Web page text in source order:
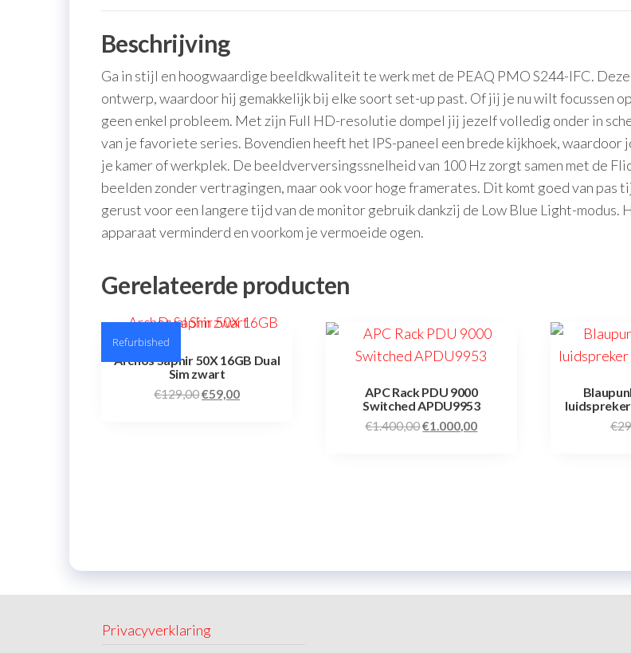
Beschrijving
Ga in stijl en hoogwaardige beeldkwaliteit te werk met de PEAQ PMO S244-IFC.
ontwerp, waardoor hij gemakkelijk bij elke soort set-up past. Of jij je nu wilt focussen
geen enkel probleem. Met zijn Full HD-resolutie dompel jij jezelf volledig onder in
van je favoriete series. Bovendien heeft het IPS-paneel een brede kijkhoek, waardoor
je kamer of werkplek. De beeldverversingssnelheid van 100 Hz zorgt samen met de
beelden zonder vertragingen, maar ook voor hoge framerates. Dit komt goed van
gerust voor een langere tijd van de monitor gebruik dankzij de Low Blue Light-
apparaat verminderd en voorkom je vermoeide ogen.
Gerelateerde producten
Refurbished
Archos Saphir 50X 16GB Dual
Sim zwart
€129,00€59,00
APC Rack PDU 9000
Switched APDU9953
€1.400,00€1.000,00 €
Privacyverklaring